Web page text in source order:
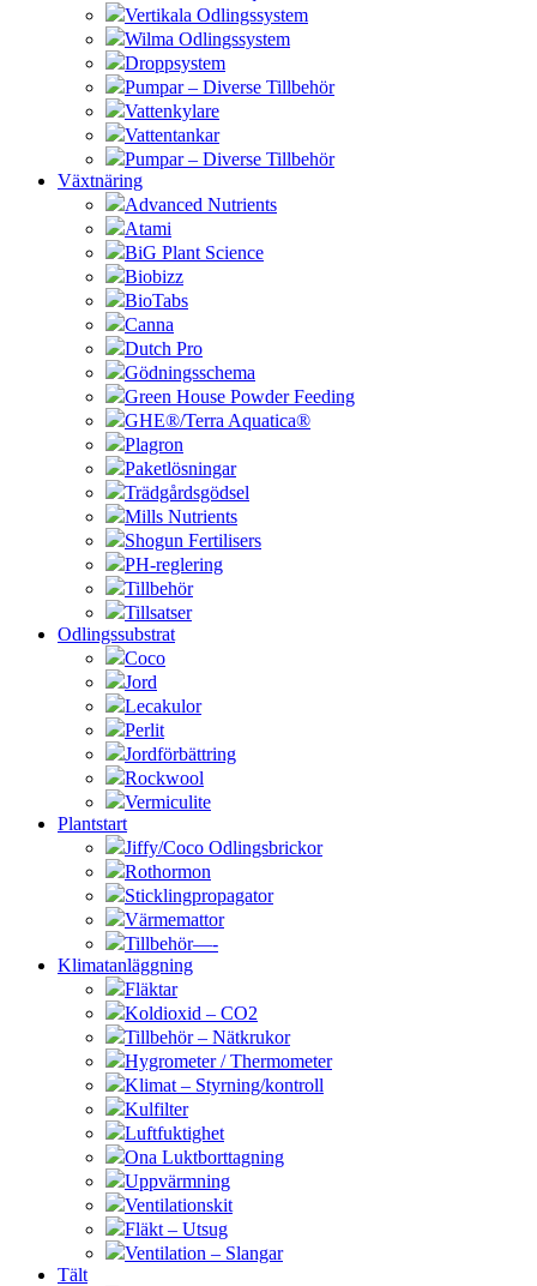
Vertikala Odlingssystem
Wilma Odlingssystem
Droppsystem
Pumpar – Diverse Tillbehör
Vattenkylare
Vattentankar
Pumpar – Diverse Tillbehör
Växtnäring
Advanced Nutrients
Atami
BiG Plant Science
Biobizz
BioTabs
Canna
Dutch Pro
Gödningsschema
Green House Powder Feeding
GHE®/Terra Aquatica®
Plagron
Paketlösningar
Trädgårdsgödsel
Mills Nutrients
Shogun Fertilisers
PH-reglering
Tillbehör
Tillsatser
Odlingssubstrat
Coco
Jord
Lecakulor
Perlit
Jordförbättring
Rockwool
Vermiculite
Plantstart
Jiffy/Coco Odlingsbrickor
Rothormon
Sticklingpropagator
Värmemattor
Tillbehör—-
Klimatanläggning
Fläktar
Koldioxid – CO2
Tillbehör – Nätkrukor
Hygrometer / Thermometer
Klimat – Styrning/kontroll
Kulfilter
Luftfuktighet
Ona Luktborttagning
Uppvärmning
Ventilationskit
Fläkt – Utsug
Ventilation – Slangar
Tält